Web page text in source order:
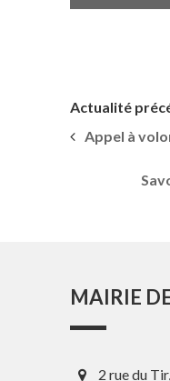
Actualité
Appel à
MAIRIE
2 rue du